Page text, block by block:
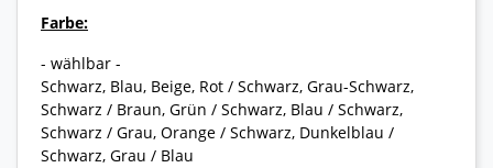
Farbe:
- wählbar -
Schwarz, Blau, Beige, Rot / Schwarz, Grau-Schwarz,
Schwarz / Braun, Grün / Schwarz, Blau / Schwarz,
Schwarz / Grau, Orange / Schwarz, Dunkelblau /
Schwarz, Grau / Blau